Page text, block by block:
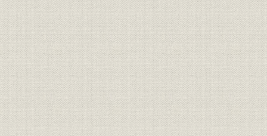
件数の推移
従業員
社員在籍人員数・平均年齢・平
均勤続年数の推移
昭和45年~
福利厚生 社宅・寮居住者の推移
昭和45年4
日
福利厚生 社宅・独身寮・分譲住宅 平成3年4